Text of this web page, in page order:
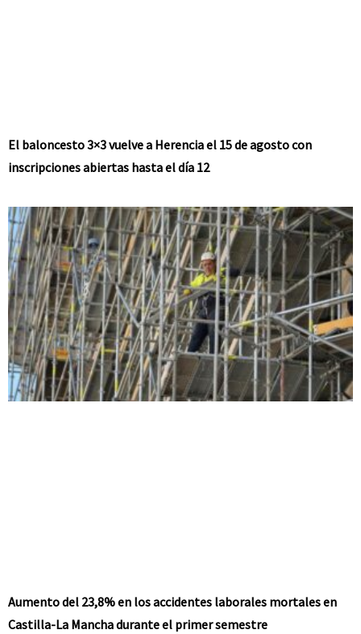
El baloncesto 3×3 vuelve a Herencia el 15 de agosto con
inscripciones abiertas hasta el día 12
Aumento del 23,8% en los accidentes laborales mortales en
Castilla-La Mancha durante el primer semestre